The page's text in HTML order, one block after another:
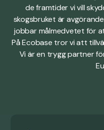
de framtider vi vill
skogsbruket är
jobbar målmedvetet för
På Ecobase tror vi att
Vi är en trygg partner